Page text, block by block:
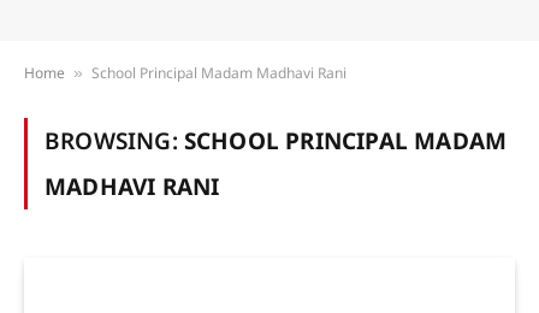
Home » School Principal Madam Madhavi Rani
BROWSING: SCHOOL PRINCIPAL MADAM
MADHAVI RANI